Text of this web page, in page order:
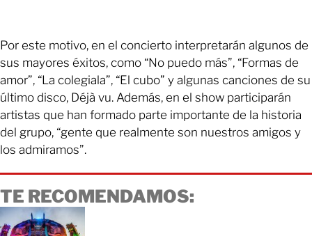
Por este motivo, en el concierto interpretarán algunos de
sus mayores éxitos, como “No puedo más”, “Formas de
amor”, “La colegiala”, “El cubo” y algunas canciones de su
último disco, Déjà vu. Además, en el show participarán
artistas que han formado parte importante de la historia
del grupo, “gente que realmente son nuestros amigos y
los admiramos”.
TE RECOMENDAMOS: